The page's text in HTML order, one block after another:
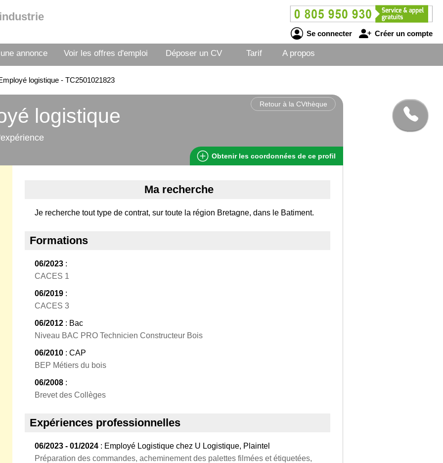
Se connecter Créer un compte
annonce Voir les offres d'emploi Déposer un CV Tarif A propos
logistique - TC2501021823
Retour à la CVthèque
logistique
Obtenir les coordonnées de ce profil
Ma recherche
Je recherche tout type de contrat, sur toute la région Bretagne, dans le Batiment.
Formations
06/2023 :
CACES 1
06/2019 :
CACES 3
06/2012 : Bac
Niveau BAC PRO Technicien Constructeur Bois
06/2010 : CAP
BEP Métiers du bois
06/2008 :
Brevet des Collèges
Expériences professionnelles
06/2023 - 01/2024 : Employé Logistique chez U Logistique, Plaintel
Préparation des commandes, acheminement des palettes filmées et étiquetées,